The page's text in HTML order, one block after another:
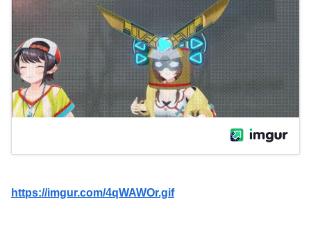
https://imgur.com/4qWAWOr.gif